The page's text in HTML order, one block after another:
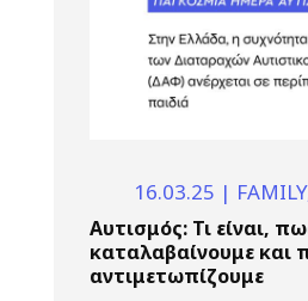
Αυτισμός: Τι είναι,
καταλαβαίνουμε και
αντιμετωπίζουμε
16.03.25 | FAMILY